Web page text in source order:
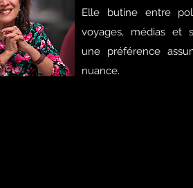
Elle butine entre
voyages, médias et
une préférence
nuance.